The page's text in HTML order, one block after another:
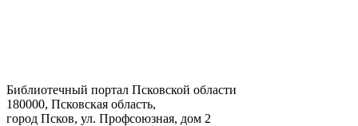
Библиотечный портал Псковской области
180000, Псковская область,
город Псков, ул. Профсоюзная, дом 2